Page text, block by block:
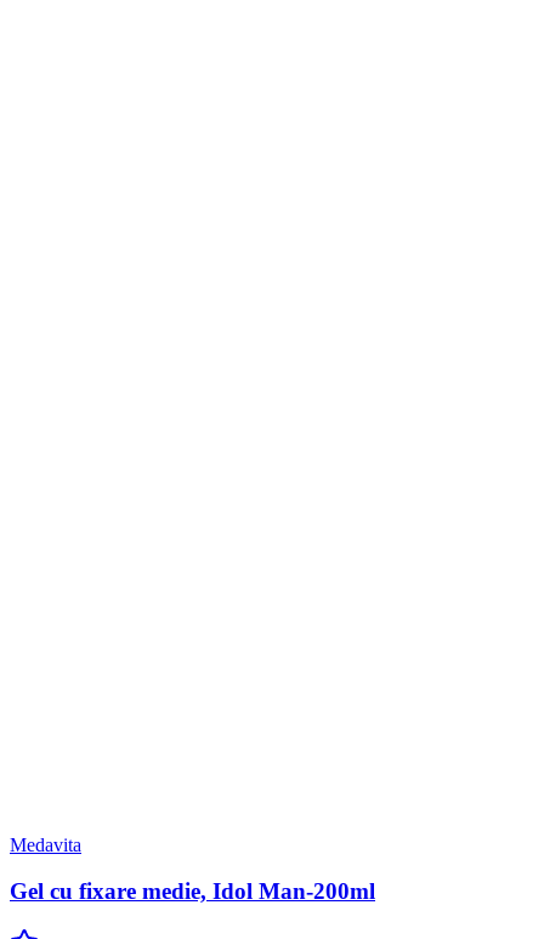
Medavita
Gel cu fixare medie, Idol Man-200ml